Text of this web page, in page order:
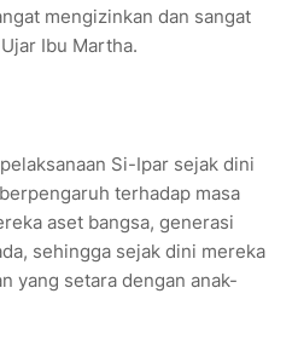
mengizinkan dan sangat
Ibu Martha.
Si-Ipar sejak dini
terhadap masa
aset bangsa, generasi
sehingga sejak dini mereka
yang setara dengan anak-